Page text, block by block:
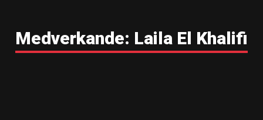
Medverkande: Laila El Khalifi